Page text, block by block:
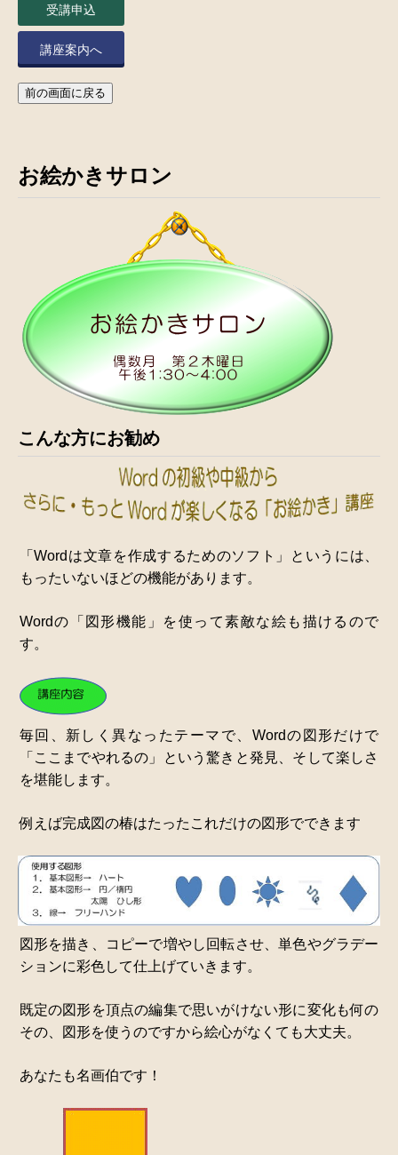
受講申込
講座案内へ
前の画面に戻る
お絵かきサロン
こんな方にお勧め
「Wordは文章を作成するためのソフト」というには、
もったいないほどの機能があります。
Wordの「図形機能」を使って素敵な絵も描けるので
す。
毎回、新しく異なったテーマで、Wordの図形だけで
「ここまでやれるの」という驚きと発見、そして楽しさ
を堪能します。
例えば完成図の椿はたったこれだけの図形でできます
図形を描き、コピーで増やし回転させ、単色やグラデー
ションに彩色して仕上げていきます。
既定の図形を頂点の編集で思いがけない形に変化も何の
その、図形を使うのですから絵心がなくても大丈夫。
あなたも名画伯です！